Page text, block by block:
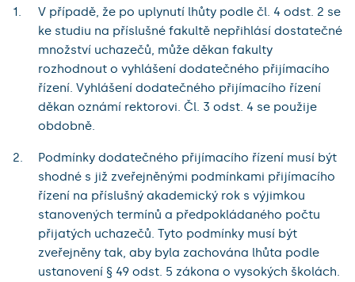
V případě, že po uplynutí lhůty podle čl. 4 odst. 2 se
ke studiu na příslušné fakultě nepřihlásí dostatečné
množství uchazečů, může děkan fakulty
rozhodnout o vyhlášení dodatečného přijímacího
řízení. Vyhlášení dodatečného přijímacího řízení
děkan oznámí rektorovi. Čl. 3 odst. 4 se použije
obdobně.
Podmínky dodatečného přijímacího řízení musí být
shodné s již zveřejněnými podmínkami přijímacího
řízení na příslušný akademický rok s výjimkou
stanovených termínů a předpokládaného počtu
přijatých uchazečů. Tyto podmínky musí být
zveřejněny tak, aby byla zachována lhůta podle
ustanovení § 49 odst. 5 zákona o vysokých školách.